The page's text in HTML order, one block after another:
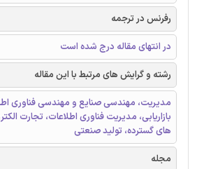
رفرنس در ترجمه
در انتهای مقاله درج شده است
رشته و گرایش های مرتبط با این مقاله
مدیریت، مهندسی صنایع و مهندسی فناوری
بازاریابی، مدیریت فناوری اطلاعات، تجارت
های گسترده، تولید صنعتی
مجله